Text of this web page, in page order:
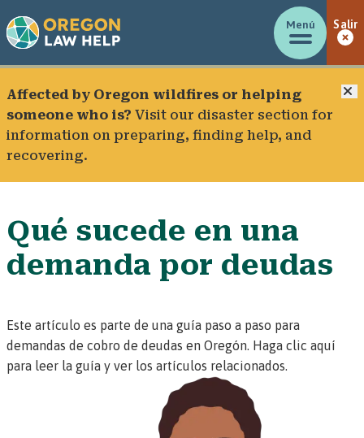
Menú Salir
Affected by Oregon wildfires or helping
someone who is? Visit our disaster section for
information on preparing, finding help, and
recovering.
Qué sucede en una
demanda por deudas
Este artículo es parte de una guía paso a paso para
demandas de cobro de deudas en Oregón. Haga clic aquí
para leer la guía y ver los artículos relacionados.